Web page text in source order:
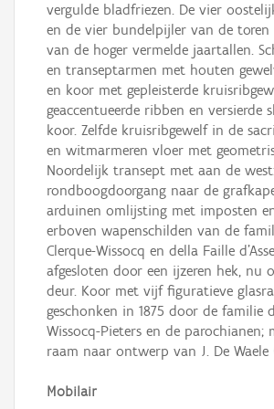
vergulde bladfriezen. De vier
en de vier bundelpijler van de toren
van de hoger vermelde jaartallen.
en transeptarmen met houten
en koor met gepleisterde
geaccentueerde ribben en versierde
koor. Zelfde kruisribgewelf in de
en witmarmeren vloer met
Noordelijk transept met aan de
rondboogdoorgang naar de
arduinen omlijsting met imposten
erboven wapenschilden van de
Clerque-Wissocq en della Faille
afgesloten door een ijzeren hek, nu
deur. Koor met vijf figuratieve
geschonken in 1875 door de familie
Wissocq-Pieters en de parochianen;
raam naar ontwerp van J. De Waele
Mobilair